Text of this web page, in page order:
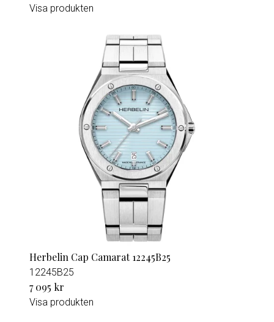
Visa produkten
Herbelin Cap Camarat 12245B25
12245B25
7 095 kr
Visa produkten